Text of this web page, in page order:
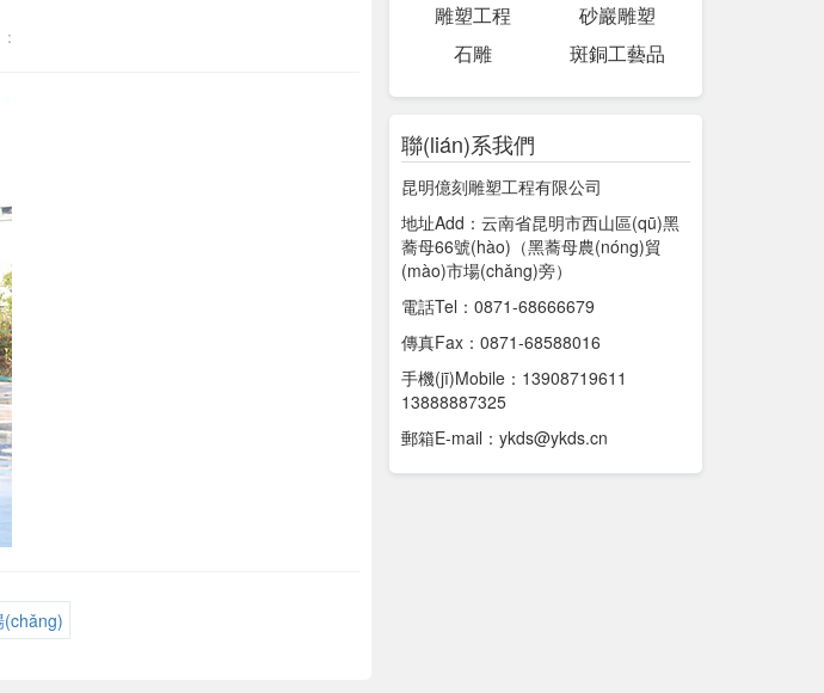
(chǎng)
雕塑工程
砂巖雕塑
石雕
斑銅工藝品
聯(lián)系我們
昆明億刻雕塑工程有限公司
地址Add：云南省昆明市西山區(qū)黑
蕎母66號(hào)（黑蕎母農(nóng)貿
(mào)市場(chǎng)旁）
電話Tel：0871-68666679
傳真Fax：0871-68588016
手機(jī)Mobile：13908719611
13888887325
郵箱E-mail：ykds@ykds.cn